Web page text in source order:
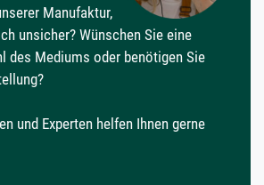
Manufaktur,
unsicher? Wünschen Sie eine
des Mediums oder benötigen Sie
und Experten helfen Ihnen gerne